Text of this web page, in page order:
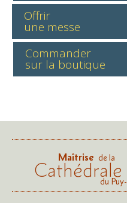
Offrir
une messe
Commander
sur la boutique
Maîtrise de la
Cathédrale
du